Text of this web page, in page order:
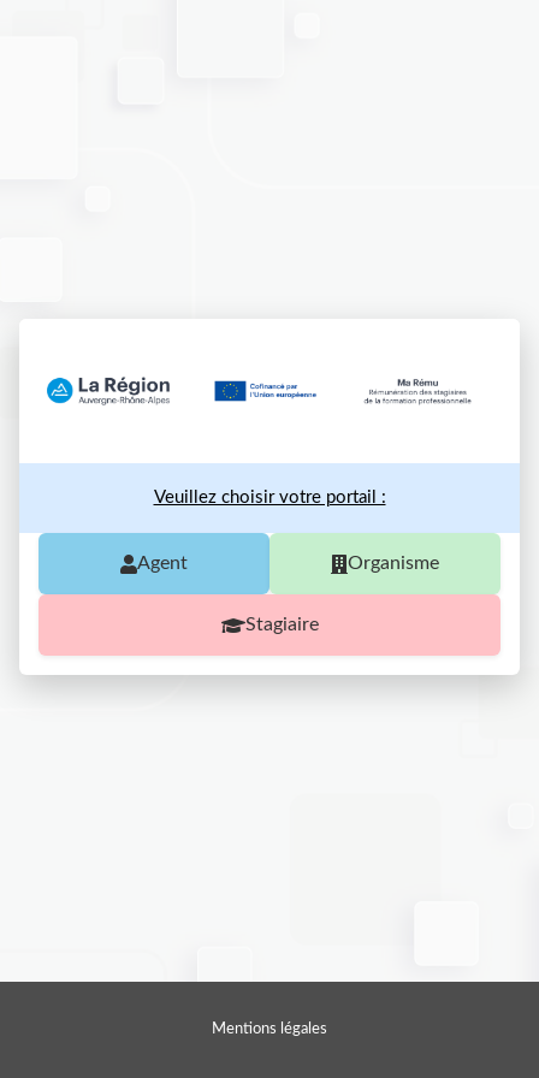
Veuillez choisir votre portail :
Agent Organisme
Stagiaire
Mentions légales